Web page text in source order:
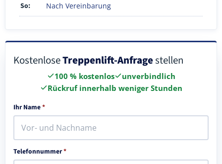
So: Nach Vereinbarung
KostenloseTreppenlift-Anfragestellen
100 % kostenlos
unverbindlich
Rückruf innerhalb weniger Stunden
Ihr Name*
Telefonnummer*